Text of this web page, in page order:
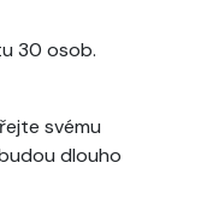
30 osob.
svému
dlouho